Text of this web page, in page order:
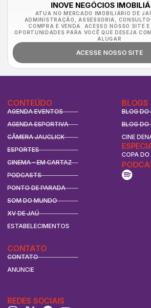
INOVE NEGÓCIOS
ATUA NO MERCADO IMOBILIÁRIO DE
ADMINISTRAÇÃO, ASSESSORIA,
COMPRA E VENDA. ACESSO NOSSO SITE
OPORTUNIDADES PARA VOCÊ QUE DESEJA
ALUGAR
ACESSE NOSSO SITE
CONTEÚDO
AGENDA EVENTOS
AGENDA ESPORTIVA
CÂMERA JAUCLICK
ESPORTES
CINEMA - EM CARTAZ
PODCASTS
PONTO DE PARADA
SOM DO MUNDO
XV DE JAÚ
ESTABELECIMENTOS
BLOGS
BLOG DO
BLOG DO
CINE
COPA
CONTATO
CONTATO
ANUNCIE
REDES SOCIAIS